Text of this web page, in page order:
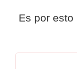
Es por esto